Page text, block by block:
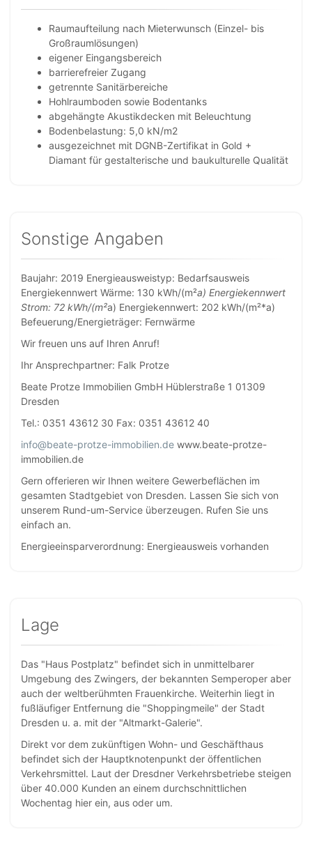
Raumaufteilung nach Mieterwunsch (Einzel- bis
Großraumlösungen)
eigener Eingangsbereich
barrierefreier Zugang
getrennte Sanitärbereiche
Hohlraumboden sowie Bodentanks
abgehängte Akustikdecken mit Beleuchtung
Bodenbelastung: 5,0 kN/m2
ausgezeichnet mit DGNB-Zertifikat in Gold +
Diamant für gestalterische und baukulturelle Qualität
Sonstige Angaben
Baujahr: 2019 Energieausweistyp: Bedarfsausweis
Energiekennwert Wärme: 130 kWh/(m²a) Energiekennwert
Strom: 72 kWh/(m²a) Energiekennwert: 202 kWh/(m²*a)
Befeuerung/Energieträger: Fernwärme
Wir freuen uns auf Ihren Anruf!
Ihr Ansprechpartner: Falk Protze
Beate Protze Immobilien GmbH Hüblerstraße 1 01309
Dresden
Tel.: 0351 43612 30 Fax: 0351 43612 40
info@beate-protze-immobilien.de www.beate-protze-
immobilien.de
Gern offerieren wir Ihnen weitere Gewerbeflächen im
gesamten Stadtgebiet von Dresden. Lassen Sie sich von
unserem Rund-um-Service überzeugen. Rufen Sie uns
einfach an.
Energieeinsparverordnung: Energieausweis vorhanden
Lage
Das "Haus Postplatz" befindet sich in unmittelbarer
Umgebung des Zwingers, der bekannten Semperoper aber
auch der weltberühmten Frauenkirche. Weiterhin liegt in
fußläufiger Entfernung die "Shoppingmeile" der Stadt
Dresden u. a. mit der "Altmarkt-Galerie".
Direkt vor dem zukünftigen Wohn- und Geschäfthaus
befindet sich der Hauptknotenpunkt der öffentlichen
Verkehrsmittel. Laut der Dresdner Verkehrsbetriebe steigen
über 40.000 Kunden an einem durchschnittlichen
Wochentag hier ein, aus oder um.